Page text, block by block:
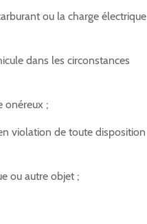
ou la charge électrique
dans les circonstances
onéreux ;
violation de toute disposition
ou autre objet ;